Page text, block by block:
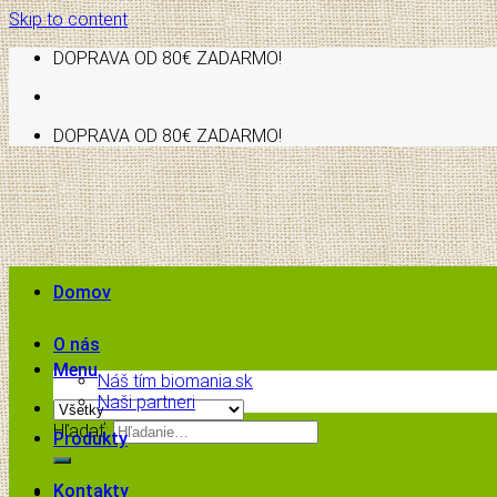
Skip to content
DOPRAVA OD 80€ ZADARMO!
DOPRAVA OD 80€ ZADARMO!
Menu
Hľadať:
Domov
O nás
Náš tím biomania.sk
Naši partneri
Produkty
Kontakty